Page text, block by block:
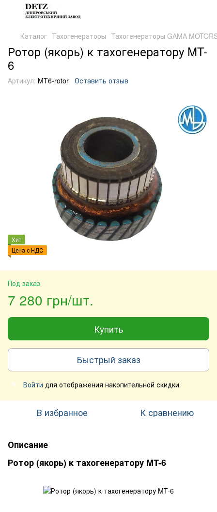
Каталог Тахогенераторы Тахогенераторы GAMA
Ротор (якорь) к тахогенератору MT-
6
Артикул: MT6-rotor Оставить отзыв
Хит
Цена с НДС
Под заказ
7 280 грн/шт.
Купить
Быстрый заказ
% Войти для отображения накопительной скидки
В избранное К сравнению
Описание
Ротор (якорь) к тахогенератору MT-6